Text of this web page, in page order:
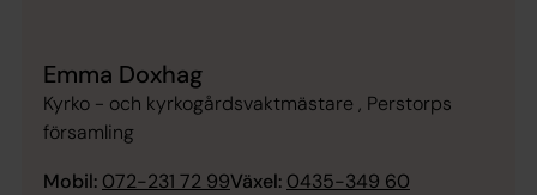
Emma Doxhag
Kyrko - och kyrkogårdsvaktmästare , Perstorps
församling
Mobil: 072-231 72 99Växel: 0435-349 60